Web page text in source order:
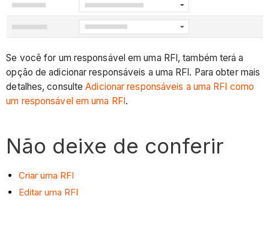
Se você for um responsável em uma RFI, também terá a
opção de adicionar responsáveis a uma RFI. Para obter mais
detalhes, consulteAdicionar responsáveis a uma RFI como
um responsável em uma RFI.
Não deixe de conferir
Criar uma RFI
Editar uma RFI